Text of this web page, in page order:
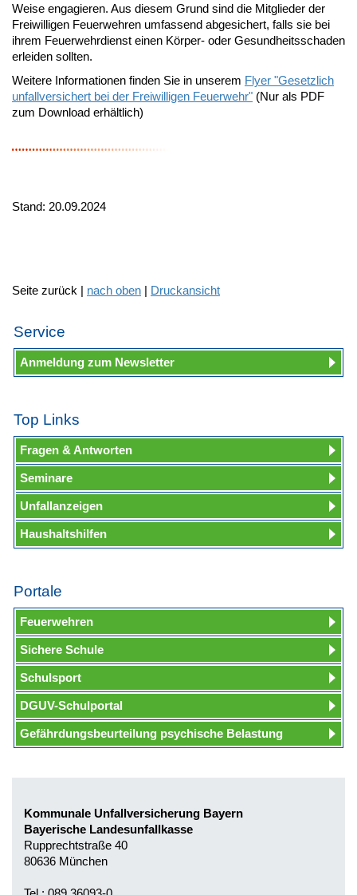
Weise engagieren. Aus diesem Grund sind die Mitglieder der
Freiwilligen Feuerwehren umfassend abgesichert, falls sie bei
ihrem Feuerwehrdienst einen Körper- oder Gesundheitsschaden
erleiden sollten.
Weitere Informationen finden Sie in unserem Flyer "Gesetzlich
unfallversichert bei der Freiwilligen Feuerwehr" (Nur als PDF
zum Download erhältlich)
Stand: 20.09.2024
Seite zurück | nach oben | Druckansicht
Service
Anmeldung zum Newsletter
Top Links
Fragen & Antworten
Seminare
Unfallanzeigen
Haushaltshilfen
Portale
Feuerwehren
Sichere Schule
Schulsport
DGUV-Schulportal
Gefährdungsbeurteilung psychische Belastung
Kommunale Unfallversicherung Bayern
Bayerische Landesunfallkasse
Rupprechtstraße 40
80636 München